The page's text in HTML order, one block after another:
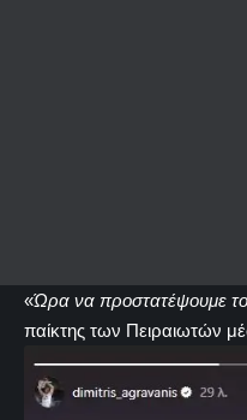
«Ώρα να προστατέψουμε το
παίκτης των Πειραιωτών